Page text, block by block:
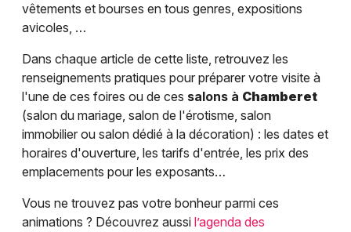
vêtements et bourses en tous genres, expositions
avicoles, …
Dans chaque article de cette liste, retrouvez les
renseignements pratiques pour préparer votre visite à
l'une de ces foires ou de ces salons à Chamberet
(salon du mariage, salon de l'érotisme, salon
immobilier ou salon dédié à la décoration) : les dates et
horaires d'ouverture, les tarifs d'entrée, les prix des
emplacements pour les exposants…
Vous ne trouvez pas votre bonheur parmi ces
animations ? Découvrez aussi l’agenda des